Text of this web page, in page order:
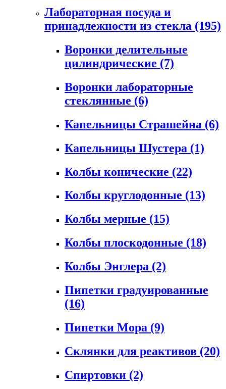
Лабораторная посуда и
принадлежности из стекла (195)
Воронки делительные
цилиндрические (7)
Воронки лабораторные
стеклянные (6)
Капельницы Страшейна (6)
Капельницы Шустера (1)
Колбы конические (22)
Колбы круглодонные (13)
Колбы мерные (15)
Колбы плоскодонные (18)
Колбы Энглера (2)
Пипетки градуированные
(16)
Пипетки Мора (9)
Склянки для реактивов (20)
Спиртовки (2)